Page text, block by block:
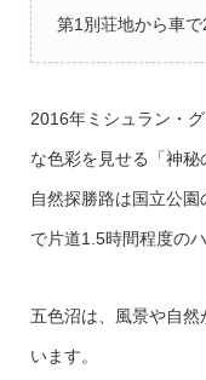
第1別荘地から車
2016年ミシュラン・
な色彩を見せる「神秘
自然探勝路は国立公
で片道1.5時間程度の
五色沼は、風景や自
います。